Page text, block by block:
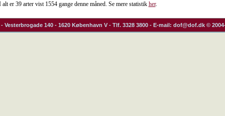
alt er 39 arter vist 1554 gange denne måned. Se mere statistik her.
- Vesterbrogade 140 - 1620 København V - Tlf. 3328 3800 - E-mail: dof@dof.dk ©